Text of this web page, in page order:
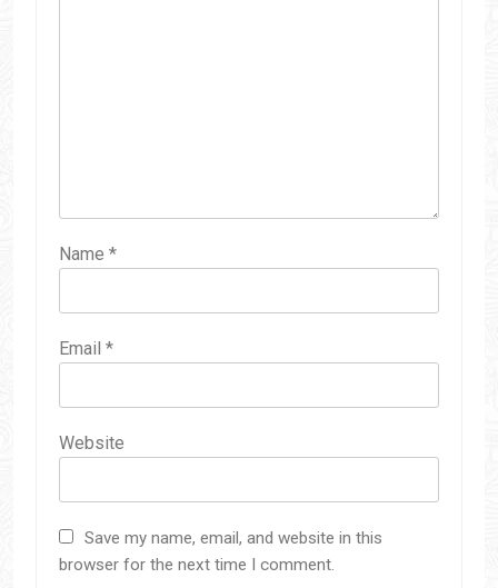
Name *
Email *
Website
Save my name, email, and website in this
browser for the next time I comment.